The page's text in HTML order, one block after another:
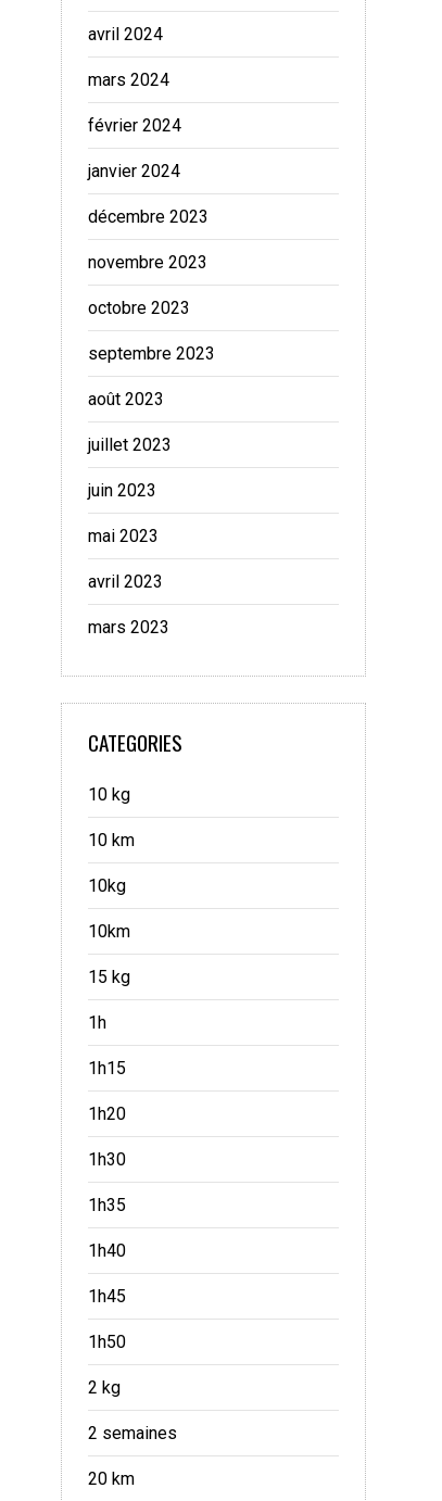
avril 2024
mars 2024
février 2024
janvier 2024
décembre 2023
novembre 2023
octobre 2023
septembre 2023
août 2023
juillet 2023
juin 2023
mai 2023
avril 2023
mars 2023
CATEGORIES
10 kg
10 km
10kg
10km
15 kg
1h
1h15
1h20
1h30
1h35
1h40
1h45
1h50
2 kg
2 semaines
20 km